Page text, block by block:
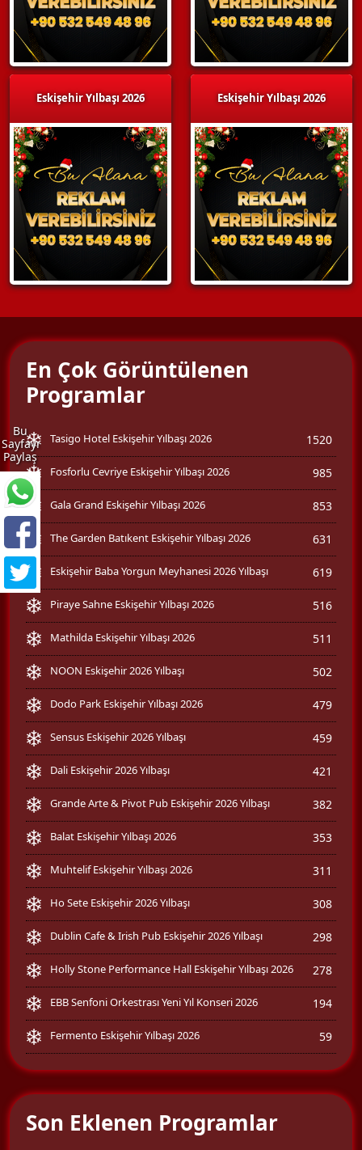
Eskişehir Yılbaşı 2026 Eskişehir Yılbaşı 2026
Bu
Sayfayı
Paylaş
En Çok Görüntülenen
Programlar
Tasigo Hotel Eskişehir Yılbaşı 2026 1520
Fosforlu Cevriye Eskişehir Yılbaşı 2026 985
Gala Grand Eskişehir Yılbaşı 2026 853
The Garden Batıkent Eskişehir Yılbaşı 2026 631
Eskişehir Baba Yorgun Meyhanesi 2026 Yılbaşı 619
Piraye Sahne Eskişehir Yılbaşı 2026 516
Mathilda Eskişehir Yılbaşı 2026 511
NOON Eskişehir 2026 Yılbaşı 502
Dodo Park Eskişehir Yılbaşı 2026 479
Sensus Eskişehir 2026 Yılbaşı 459
Dali Eskişehir 2026 Yılbaşı 421
Grande Arte & Pivot Pub Eskişehir 2026 Yılbaşı 382
Balat Eskişehir Yılbaşı 2026 353
Muhtelif Eskişehir Yılbaşı 2026 311
Ho Sete Eskişehir 2026 Yılbaşı 308
Dublin Cafe & Irish Pub Eskişehir 2026 Yılbaşı 298
Holly Stone Performance Hall Eskişehir Yılbaşı 2026 278
EBB Senfoni Orkestrası Yeni Yıl Konseri 2026 194
Fermento Eskişehir Yılbaşı 2026 59
Son Eklenen Programlar